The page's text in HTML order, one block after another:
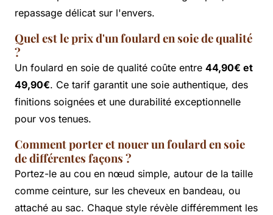
repassage délicat sur l'envers.
Quel est le prix d'un foulard en soie de qualité
?
Un foulard en soie de qualité coûte entre 44,90€ et
49,90€. Ce tarif garantit une soie authentique, des
finitions soignées et une durabilité exceptionnelle
pour vos tenues.
Comment porter et nouer un foulard en soie
de différentes façons ?
Portez-le au cou en nœud simple, autour de la taille
comme ceinture, sur les cheveux en bandeau, ou
attaché au sac. Chaque style révèle différemment les